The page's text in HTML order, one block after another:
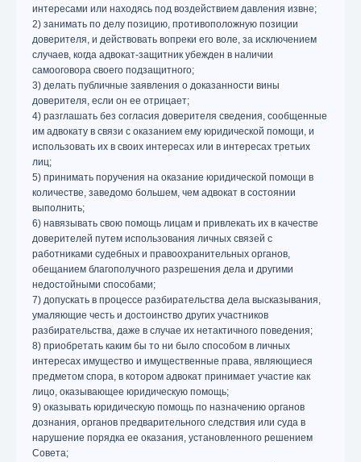
интересами или находясь под воздействием давления извне;
2) занимать по делу позицию, противоположную позиции
доверителя, и действовать вопреки его воле, за исключением
случаев, когда адвокат-защитник убежден в наличии
самооговора своего подзащитного;
3) делать публичные заявления о доказанности вины
доверителя, если он ее отрицает;
4) разглашать без согласия доверителя сведения, сообщенные
им адвокату в связи с оказанием ему юридической помощи, и
использовать их в своих интересах или в интересах третьих
лиц;
5) принимать поручения на оказание юридической помощи в
количестве, заведомо большем, чем адвокат в состоянии
выполнить;
6) навязывать свою помощь лицам и привлекать их в качестве
доверителей путем использования личных связей с
работниками судебных и правоохранительных органов,
обещанием благополучного разрешения дела и другими
недостойными способами;
7) допускать в процессе разбирательства дела высказывания,
умаляющие честь и достоинство других участников
разбирательства, даже в случае их нетактичного поведения;
8) приобретать каким бы то ни было способом в личных
интересах имущество и имущественные права, являющиеся
предметом спора, в котором адвокат принимает участие как
лицо, оказывающее юридическую помощь;
9) оказывать юридическую помощь по назначению органов
дознания, органов предварительного следствия или суда в
нарушение порядка ее оказания, установленного решением
Совета;